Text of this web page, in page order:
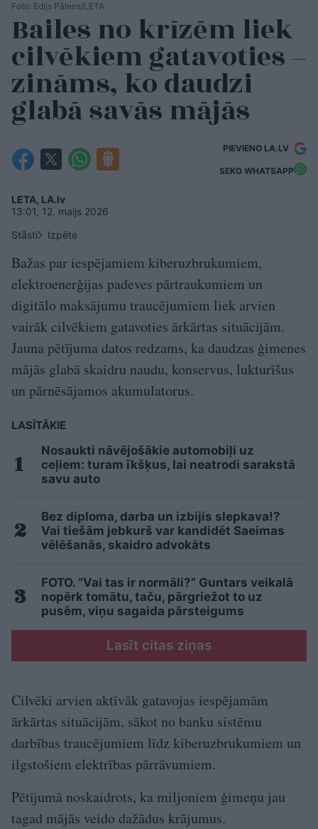
Foto: Edijs Pālens/LETA
Bailes no krīzēm liek
cilvēkiem gatavoties –
zināms, ko daudzi
glabā savās mājās
PIEVIENO LA.LV
SEKO WHATSAPP
LETA, LA.lv
13:01, 12. maijs 2026
Stāsti
Izpēte
Bažas par iespējamiem kiberuzbrukumiem,
elektroenerģijas padeves pārtraukumiem un
digitālo maksājumu traucējumiem liek arvien
vairāk cilvēkiem gatavoties ārkārtas situācijām.
Jauna pētījuma datos redzams, ka daudzas ģimenes
mājās glabā skaidru naudu, konservus, lukturīšus
un pārnēsājamos akumulatorus.
LASĪTĀKIE
Nosaukti nāvējošākie automobiļi uz
ceļiem: turam īkšķus, lai neatrodi sarakstā
savu auto
Bez diploma, darba un izbijis slepkava!?
Vai tiešām jebkurš var kandidēt Saeimas
vēlēšanās, skaidro advokāts
FOTO. “Vai tas ir normāli?” Guntars veikalā
nopērk tomātu, taču, pārgriežot to uz
pusēm, viņu sagaida pārsteigums
Lasīt citas ziņas
Cilvēki arvien aktīvāk gatavojas iespējamām
ārkārtas situācijām, sākot no banku sistēmu
darbības traucējumiem līdz kiberuzbrukumiem un
ilgstošiem elektrības pārrāvumiem.
Pētījumā noskaidrots, ka miljoniem ģimeņu jau
tagad mājās veido dažādus krājumus.